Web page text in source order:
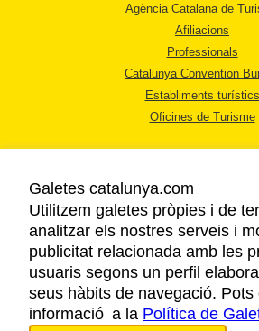
Agència Catalana de
Afiliacions
Professionals
Catalunya Convention
Establiments turístics
Oficines de Turisme
AVÍS LEGAL
POLÍTICA DE
COOKIES
ACCESSIBILITAT
Galetes catalunya.com
Utilitzem galetes pròpies i de
analitzar els nostres serveis i
publicitat relacionada amb les
usuaris segons un perfil
seus hàbits de navegació. Pots
informació a la Política de